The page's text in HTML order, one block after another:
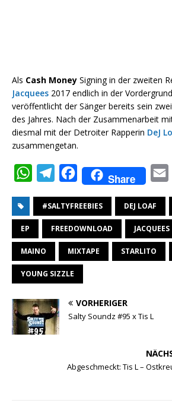
Als Cash Money Signing in der zweiten
Jacquees 2017 endlich in der
veröffentlicht der Sänger bereits sein
des Jahres. Nach der Zusammenarbeit
diesmal mit der Detroiter Rapperin DeJ
zusammengetan.
W
s
A
p
p
l
e
g
r
a
m
c
e
b
o
k
Share
i
l
#SALTYFREEBIES DEJ LOAF
EP FREEDOWNLOAD JACQUEES
MAINO MIXTAPE STARLITO
YOUNG SIZZLE
VORHERIGER
Salty Soundz #95 x Tis L
Abgeschmeckt: Tis L –